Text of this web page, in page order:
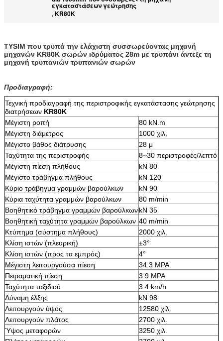
εγκαταστάσεων γεώτρησης
, KR80K
TYSIM που τρυπά την ελάχιστη συσσωρεύοντας μηχανή
μηχανών KR80K σωρών ιδρύματος 28m με τρυπάνι άντεξε τη
μηχανή τρυπανιών τρυπανιών σωρών
Προδιαγραφή:
Τεχνική προδιαγραφή της περιστροφικής εγκατάστασης γεώτρησης
διατρήσεων KR80K
Μέγιστη ροπή
80 kN.m
Μέγιστη διάμετρος
1000 χιλ.
Μέγιστο βάθος διάτρυσης
28 μ
Ταχύτητα της περιστροφής
8~30 περιστροφές/λεπτό
Μέγιστη πίεση πλήθους
kN 80
Μέγιστο τράβηγμα πλήθους
kN 120
Κύριο τράβηγμα γραμμών βαρούλκων
kN 90
Κύρια ταχύτητα γραμμών βαρούλκων
80 m/min
Βοηθητικό τράβηγμα γραμμών βαρούλκωνkN 35
Βοηθητική ταχύτητα γραμμών βαρούλκων 40 m/min
Κτύπημα (σύστημα πλήθους)
2000 χιλ.
Κλίση ιστών (πλευρική)
±3°
Κλίση ιστών (προς τα εμπρός)
4°
Μέγιστη λειτουργούσα πίεση
34.3 MPA
Πειραματική πίεση
3.9 MPA
Ταχύτητα ταξιδιού
3.4 km/h
Δύναμη έλξης
kN 98
Λειτουργούν ύψος
12580 χιλ.
Λειτουργούν πλάτος
2700 χιλ.
Ύψος μεταφορών
3250 χιλ.